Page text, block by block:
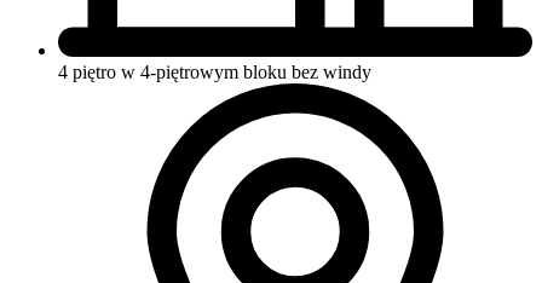
4 piętro w 4-piętrowym bloku bez windy